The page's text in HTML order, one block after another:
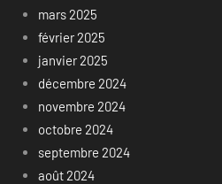
mars 2025
février 2025
janvier 2025
décembre 2024
novembre 2024
octobre 2024
septembre 2024
août 2024